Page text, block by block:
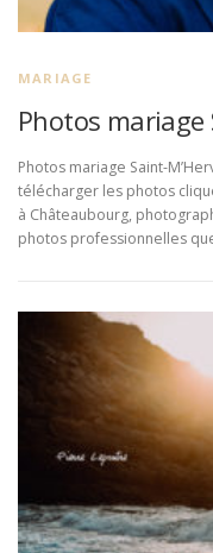
MARIAGE
Photos mariage
Photos mariage Saint-
télécharger les photos
à Châteaubourg,
photos professionnelles